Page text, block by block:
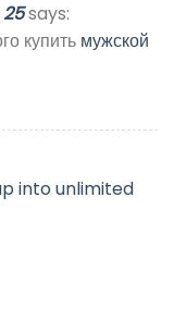
says:
купить мужской
into unlimited